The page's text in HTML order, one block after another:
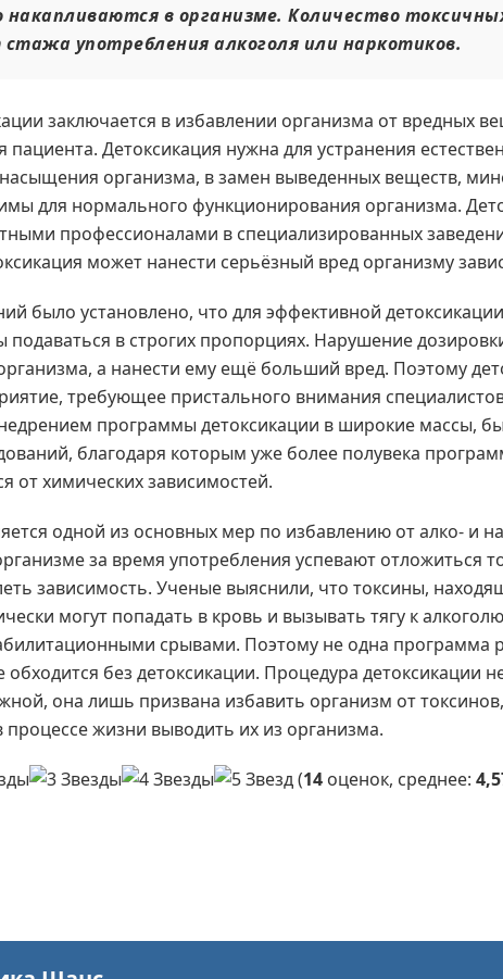
накапливаются в организме. Количество
употребления алкоголя или наркотиков.
заключается в избавлении организма от вредных
пациента. Детоксикация нужна для устранения
организма, в замен выведенных веществ,
для нормального функционирования организма.
профессионалами в специализированных
может нанести серьёзный вред организму
было установлено, что для эффективной
в строгих пропорциях. Нарушение
а нанести ему ещё больший вред. Поэтому
требующее пристального внимания
программы детоксикации в широкие массы,
благодаря которым уже более полувека
от химических зависимостей.
одной из основных мер по избавлению от алко- и
за время употребления успевают
зависимость. Ученые выяснили, что токсины,
могут попадать в кровь и вызывать тягу к
срывами. Поэтому не одна программа
обходится без детоксикации. Процедура детоксикации
она лишь призвана избавить организм от
процессе жизни выводить их из организма.
(14 оценок, среднее: